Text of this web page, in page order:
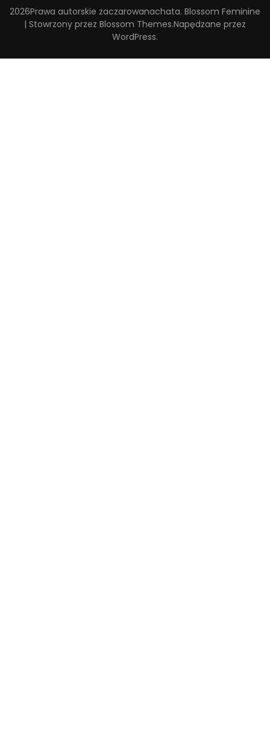
2026Prawa autorskie zaczarowanachata. Blossom Feminine
| Stowrzony przez Blossom Themes.Napędzane przez
WordPress.